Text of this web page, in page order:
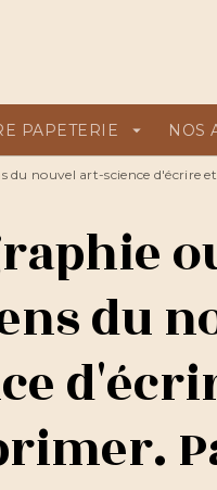
PAPETERIE arrow_drop_down NOS
du nouvel art-science d'écrire
du